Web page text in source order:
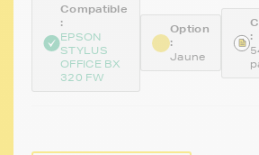
Compatible
:
EPSON
STYLUS
OFFICE BX
320 FW
Option
:
Jaune
: